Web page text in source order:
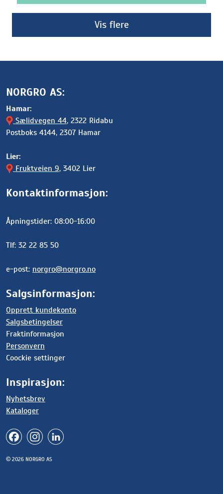
Vis flere
NORGRO AS:
Hamar:
Sælidvegen 44, 2322 Ridabu
Postboks 4144, 2307 Hamar
Lier:
Fruktveien 9, 3402 Lier
Kontaktinformasjon:
Åpningstider: 08:00-16:00
Tlf: 32 22 85 50
e-post: norgro@norgro.no
Salgsinformasjon:
Opprett kundekonto
Salgsbetingelser
Fraktinformasjon
Personvern
Coockie settinger
Inspirasjon:
Nyhetsbrev
Kataloger
© 2026 NORGRO AS